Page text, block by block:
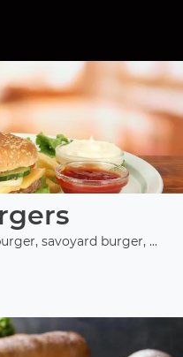
savoyard burger, ...